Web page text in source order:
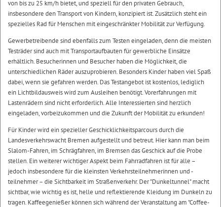
von bis zu 25 km/h bietet, und speziell für den privaten Gebrauch,
insbesondere den Transport von Kindern, konzipiert ist. Zusätzlich steht ein
spezielles Rad für Menschen mit eingeschränkter Mobilität zur Verfügung.
Gewerbetreibende sind ebenfalls zum Testen eingeladen, denn die meisten
Testräder sind auch mit Transportaufbauten für gewerbliche Einsätze
erhältlich. Besucherinnen und Besucher haben die Möglichkeit, die
unterschiedlichen Räder auszuprobieren. Besonders Kinder haben viel Spaß
dabei, wenn sie gefahren werden. Das Testangebot ist kostenlos, lediglich
ein Lichtbildausweis wird zum Ausleihen benötigt. Vorerfahrungen mit
Lastenrädern sind nicht erforderlich. Alle Interessierten sind herzlich
eingeladen, vorbeizukommen und die Zukunft der Mobilität zu erkunden!
Für Kinder wird ein spezieller Geschicklichkeitsparcours durch die
Landesverkehrswacht Bremen aufgestellt und betreut. Hier kann man beim
Slalom-Fahren, im Schrägfahren, im Bremsen das Geschick auf die Probe
stellen. Ein weiterer wichtiger Aspekt beim Fahrradfahren ist für alle –
jedoch insbesondere für die kleinsten Verkehrsteilnehmerinnen und -
teilnehmer – die Sichtbarkeit im Straßenverkehr. Der "Dunkeltunnel" macht
sichtbar, wie wichtig es ist, helle und reflektierende Kleidung im Dunkeln zu
tragen. Kaffeegenießer können sich während der Veranstaltung am "Coffee-